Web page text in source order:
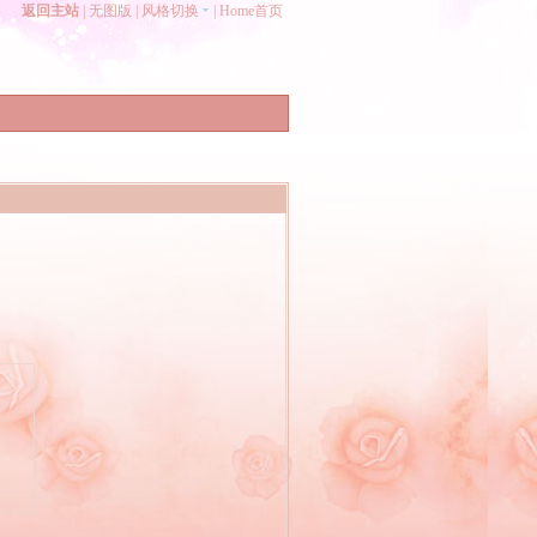
返回主站 无图版 风格切换 Home首页